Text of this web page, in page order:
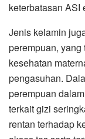
keterbatasan ASI
Jenis kelamin
perempuan,
kesehatan
pengasuhan.
perempuan
terkait gizi
rentan terhadap